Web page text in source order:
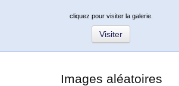
cliquez pour visiter la galerie.
Visiter
Images aléatoires